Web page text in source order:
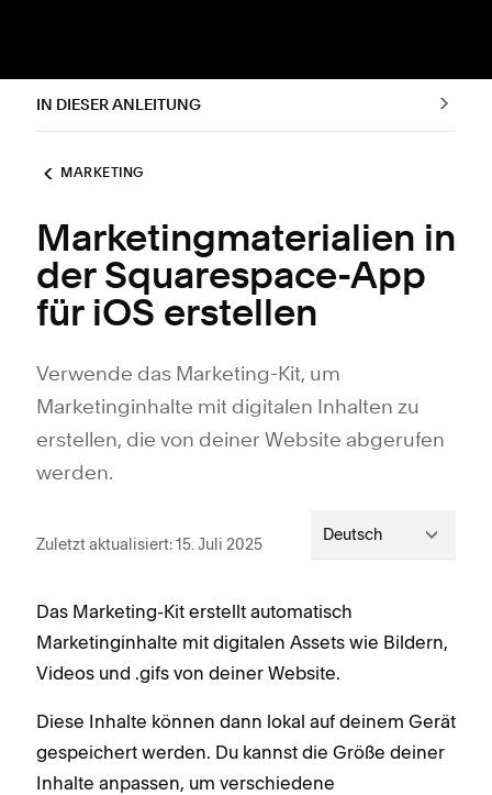
IN DIESER ANLEITUNG
MARKETING
Marketingmaterialien in
der Squarespace-App
für iOS erstellen
Verwende das Marketing-Kit, um
Marketinginhalte mit digitalen Inhalten zu
erstellen, die von deiner Website abgerufen
werden.
Zuletzt aktualisiert: 15. Juli 2025 Deutsch
Das Marketing-Kit erstellt automatisch
Marketinginhalte mit digitalen Assets wie Bildern,
Videos und .gifs von deiner Website.
Diese Inhalte können dann lokal auf deinem Gerät
gespeichert werden. Du kannst die Größe deiner
Inhalte anpassen, um verschiedene